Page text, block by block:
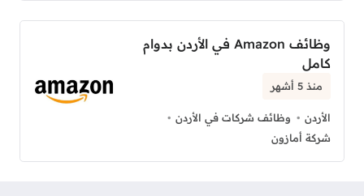
وظائف Amazon في الأردن بدوام
كامل
منذ 5 أشهر
الأردن
وظائف شركات في الأردن
شركة أمازون